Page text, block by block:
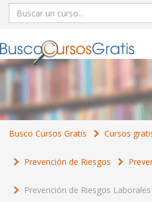
Busco Cursos Gratis Cursos
Prevención de Riesgos
Prevención de Riesgos